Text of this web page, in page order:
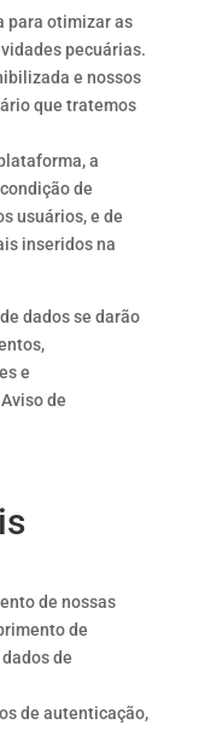
para otimizar as
pecuárias.
e nossos
que tratemos
a
de
usuários, e de
inseridos na
dados se darão
e
de
de nossas
de
de
de autenticação,